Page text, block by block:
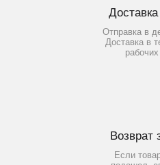
Отправка в
Доставка в
Возврат
Если